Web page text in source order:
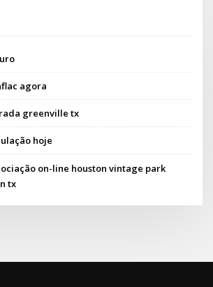
agora
greenville tx
hoje
on-line houston vintage park
tx